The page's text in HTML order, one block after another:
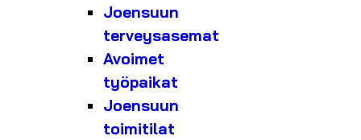
Joensuun
terveysasemat
Avoimet
työpaikat
Joensuun
toimitilat